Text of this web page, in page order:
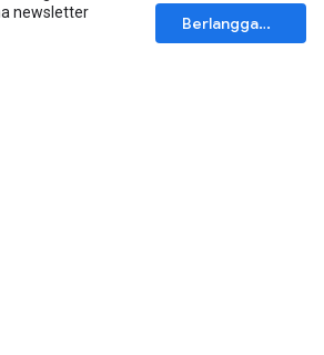
newsletter
Berlangganan